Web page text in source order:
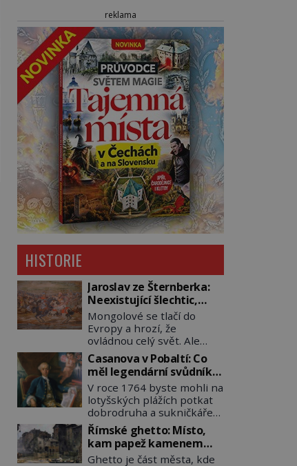
reklama
HISTORIE
Jaroslav ze Šternberka:
Neexistující šlechtic,
který z Moravy vyžene
Mongoly
Mongolové se tlačí do
Evropy a hrozí, že
ovládnou celý svět. Ale
naštěstí jim v samotném
srdci Evropy stojí v cestě
malé, ale silné království,
které dokáže dobyvatelské
hordy zastavit. Co
nedokáže žádná
z asijských říší, co
nedokážou Němci – to
dokáže český král. Nebo že
Casanova v Pobaltí: Co
měl legendární svůdník
společného se
svobodnými zednáři?
V roce 1764 byste mohli na
lotyšských plážích potkat
dobrodruha a sukničkáře
Giacoma Casanovu. Jeho
cesta k Baltskému moři
však nebyla turistickým
výletem, ale ryze pracovní
Římské ghetto: Místo,
kam papež kamenem
dohodil
Ghetto je část města, kde